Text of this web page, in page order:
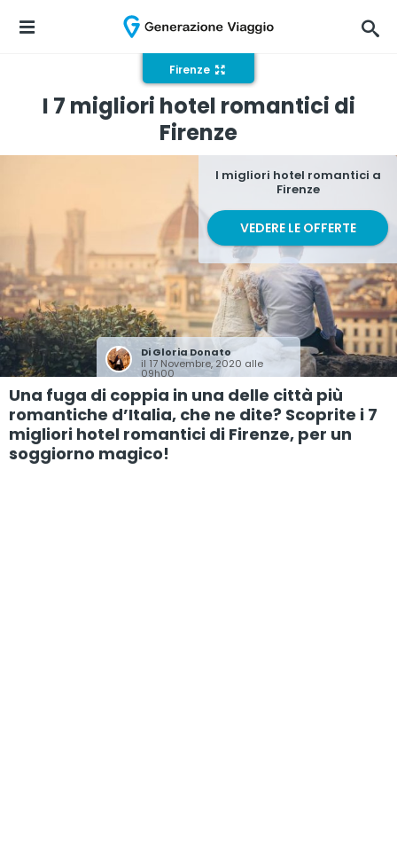
Firenze
I 7 migliori hotel romantici di
Firenze
DiGloria Donato
il 17 Novembre, 2020 alle
09h00
I migliori hotel romantici a
Firenze
VEDERE LE OFFERTE
Una fuga di coppia in una delle città più
romantiche d’Italia, che ne dite? Scoprite i 7
migliori hotel romantici di Firenze, per un
soggiorno magico!